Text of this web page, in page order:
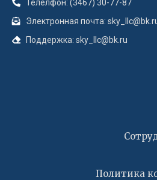
Телелфон: (3467) 30-77-87
Электронная почта:
Поддержка: sky_llc@bk.ru
Политика